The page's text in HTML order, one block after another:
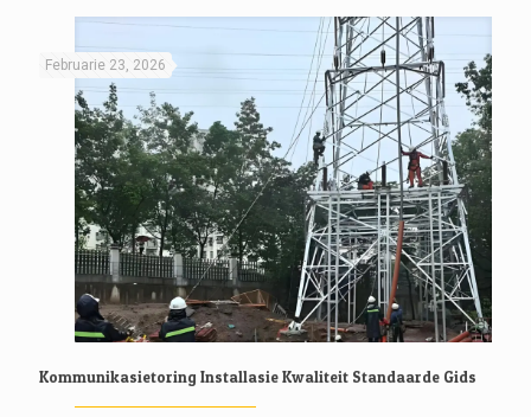
Februarie 23, 2026
Kommunikasietoring Installasie Kwaliteit Standaarde Gids